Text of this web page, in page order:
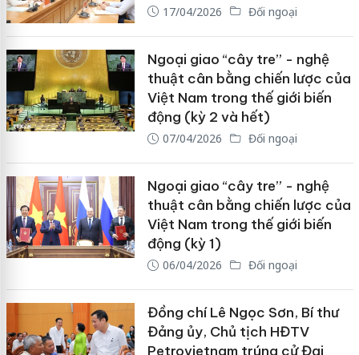
17/04/2026 Đối ngoại
Ngoại giao “cây tre” - nghệ
thuật cân bằng chiến lược của
Việt Nam trong thế giới biến
động (kỳ 2 và hết)
07/04/2026 Đối ngoại
Ngoại giao “cây tre” - nghệ
thuật cân bằng chiến lược của
Việt Nam trong thế giới biến
động (kỳ 1)
06/04/2026 Đối ngoại
Đồng chí Lê Ngọc Sơn, Bí thư
Đảng ủy, Chủ tịch HĐTV
Petrovietnam trúng cử Đại